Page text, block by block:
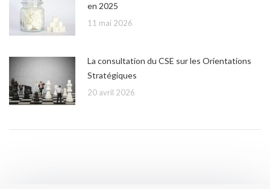
en 2025
11 mai 2026
La consultation du CSE sur les Orientations
Stratégiques
20 avril 2026